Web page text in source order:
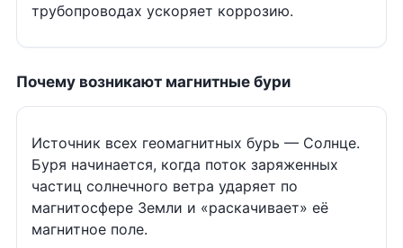
трубопроводах ускоряет коррозию.
Почему возникают магнитные бури
Источник всех геомагнитных бурь — Солнце.
Буря начинается, когда поток заряженных
частиц солнечного ветра ударяет по
магнитосфере Земли и «раскачивает» её
магнитное поле.